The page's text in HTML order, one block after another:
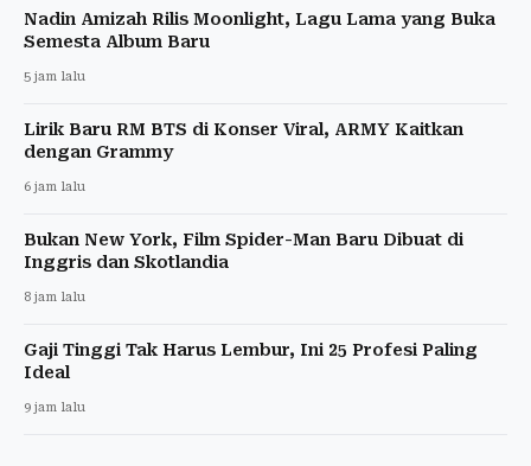
Nadin Amizah Rilis Moonlight, Lagu Lama yang Buka
Semesta Album Baru
5 jam lalu
Lirik Baru RM BTS di Konser Viral, ARMY Kaitkan
dengan Grammy
6 jam lalu
Bukan New York, Film Spider-Man Baru Dibuat di
Inggris dan Skotlandia
8 jam lalu
Gaji Tinggi Tak Harus Lembur, Ini 25 Profesi Paling
Ideal
9 jam lalu